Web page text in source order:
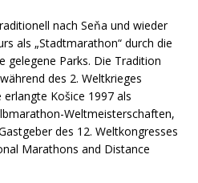
nach Seňa und wieder
als „Stadtmarathon“ durch die
gelegene Parks. Die Tradition
des 2. Weltkrieges
Košice 1997 als
Weltmeisterschaften,
des 12. Weltkongresses
Marathons and Distance